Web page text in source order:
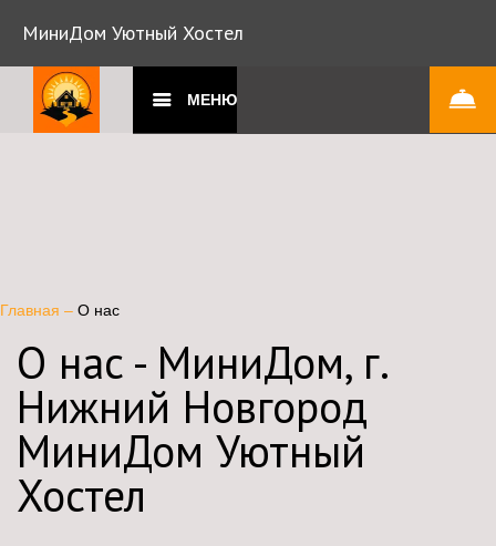
МиниДом Уютный Хостел
МЕНЮ
Главная – О нас
О нас - МиниДом, г.
Нижний Новгород
МиниДом Уютный
Хостел